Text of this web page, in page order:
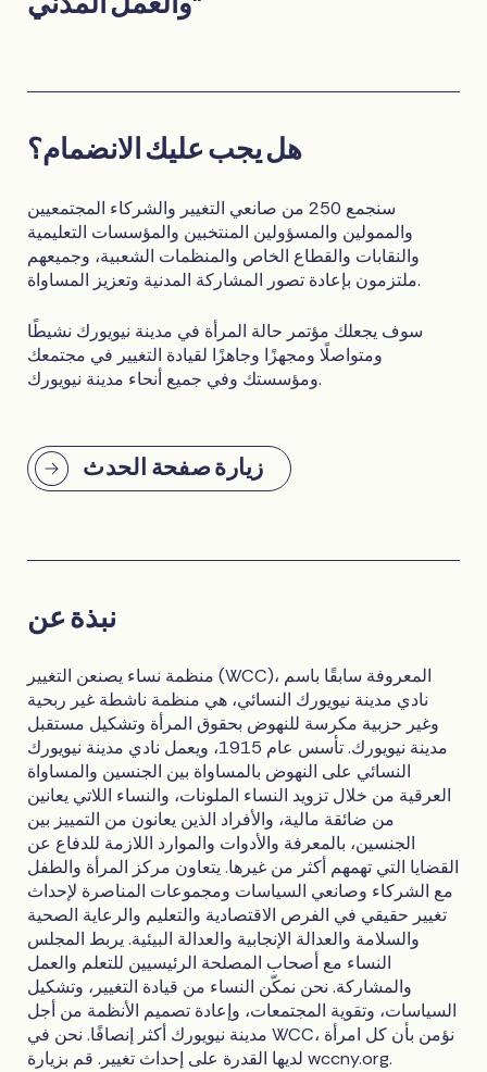
هل يجب عليك الانضمام؟
سنجمع 250 من صانعي التغيير والشركاء المجتمعيين
والممولين والمسؤولين المنتخبين والمؤسسات التعليمية
والنقابات والقطاع الخاص والمنظمات الشعبية، وجميعهم
ملتزمون بإعادة تصور المشاركة المدنية وتعزيز المساواة.
سوف يجعلك مؤتمر حالة المرأة في مدينة نيويورك نشيطًا
ومتواصلًا ومجهزًا وجاهزًا لقيادة التغيير في مجتمعك
ومؤسستك وفي جميع أنحاء مدينة نيويورك.
زيارة صفحة الحدث
نبذة عن
منظمة نساء يصنعن التغيير (WCC)، المعروفة سابقًا باسم
نادي مدينة نيويورك النسائي، هي منظمة ناشطة غير ربحية
وغير حزبية مكرسة للنهوض بحقوق المرأة وتشكيل مستقبل
مدينة نيويورك. تأسس عام 1915، ويعمل نادي مدينة نيويورك
النسائي على النهوض بالمساواة بين الجنسين والمساواة
العرقية من خلال تزويد النساء الملونات، والنساء اللاتي يعانين
من ضائقة مالية، والأفراد الذين يعانون من التمييز بين
الجنسين، بالمعرفة والأدوات والموارد اللازمة للدفاع عن
القضايا التي تهمهم أكثر من غيرها. يتعاون مركز المرأة والطفل
مع الشركاء وصانعي السياسات ومجموعات المناصرة لإحداث
تغيير حقيقي في الفرص الاقتصادية والتعليم والرعاية الصحية
والسلامة والعدالة الإنجابية والعدالة البيئية. يربط المجلس
النساء مع أصحاب المصلحة الرئيسيين للتعلم والعمل
والمشاركة. نحن نمكّن النساء من قيادة التغيير، وتشكيل
السياسات، وتقوية المجتمعات، وإعادة تصميم الأنظمة من أجل
مدينة نيويورك أكثر إنصافًا. نحن في WCC، نؤمن بأن كل امرأة
لديها القدرة على إحداث تغيير. قم بزيارة wccny.org.